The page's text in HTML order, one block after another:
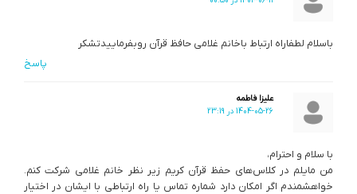
باسلام لطفاراه ارتباط باخانم غلامی حافظ قرآن روبفرماییدتشکر
پاسخ
علیزا فاطمه
1404-05-26 در 23:19
با سلام و احترام،
من مایلم در کلاس‌های حفظ قرآن کریم زیر نظر خانم غلامی شرکت کنم.
خواهشمندم اگر امکان دارد شماره تماس یا راه ارتباطی با ایشان در اختیار